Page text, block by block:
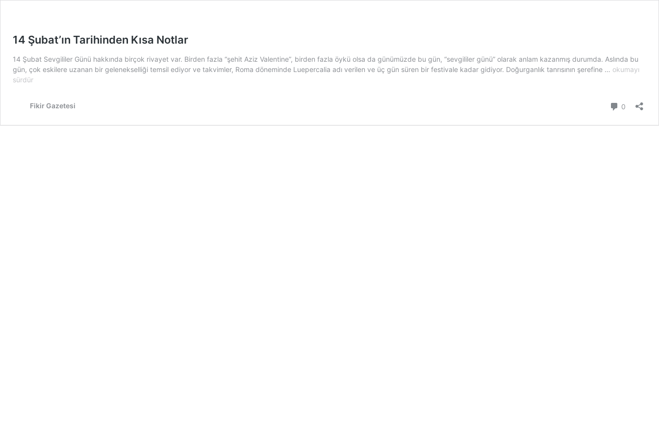
14 Şubat’ın Tarihinden Kısa Notlar
14 Şubat Sevgililer Günü hakkında birçok rivayet var. Birden fazla “şehit Aziz Valentine”, birden fazla öykü olsa da günümüzde bu gün, “sevgililer günü” olarak anlam kazanmış durumda. Aslında bu
gün, çok eskilere uzanan bir gelenekselliği temsil ediyor ve takvimler, Roma döneminde Luepercalia adı verilen ve üç gün süren bir festivale kadar gidiyor. Doğurganlık tanrısının şerefine … 14
Notlar
okumayı
sürdür
Fikir Gazetesi 0 Yorum